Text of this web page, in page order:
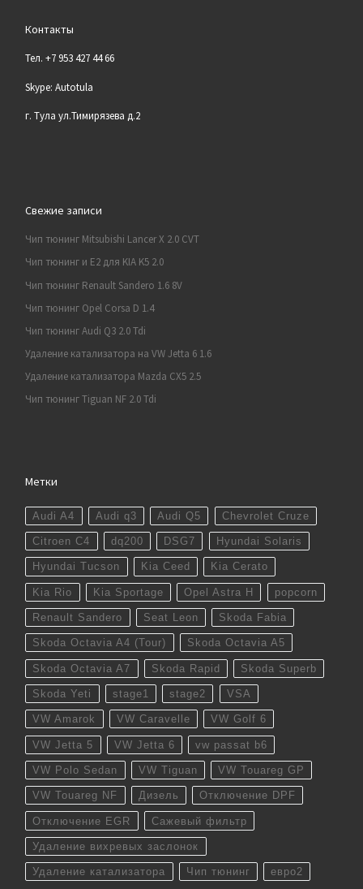
Контакты
Тел. +7 953 427 44 66
Skype: Autotula
г. Тула ул.Тимирязева д.2
Свежие записи
Чип тюнинг Mitsubishi Lancer X 2.0 CVT
Чип тюнинг и E2 для KIA K5 2.0
Чип тюнинг Renault Sandero 1.6 8V
Чип тюнинг Opel Corsa D 1.4
Чип тюнинг Audi Q3 2.0 Tdi
Удаление катализатора на VW Jetta 6 1.6
Удаление катализатора Mazda CX5 2.5
Чип тюнинг Tiguan NF 2.0 Tdi
Метки
Audi A4 Audi q3 Audi Q5 Chevrolet Cruze
Citroen C4 dq200 DSG7 Hyundai Solaris
Hyundai Tucson Kia Ceed Kia Cerato
Kia Rio Kia Sportage Opel Astra H popcorn
Renault Sandero Seat Leon Skoda Fabia
Skoda Octavia A4 (Tour) Skoda Octavia A5
Skoda Octavia A7 Skoda Rapid Skoda Superb
Skoda Yeti stage1 stage2 VSA
VW Amarok VW Caravelle VW Golf 6
VW Jetta 5 VW Jetta 6 vw passat b6
VW Polo Sedan VW Tiguan VW Touareg GP
VW Touareg NF Дизель Отключение DPF
Отключение EGR Сажевый фильтр
Удаление вихревых заслонок
Удаление катализатора Чип тюнинг евро2